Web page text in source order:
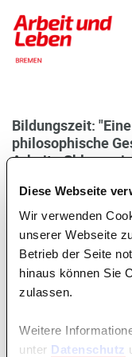
Diese Webseite
Wir verwenden
unserer Webseite
Betrieb der Seite
hinaus können Sie
zulassen.
Weitere
unter Datenschutz
Bildungszeit: "Eine
philosophische
Arbeit -
heute?"
Wir werfen einen
Arbeitsverhältnisse
was Sklaverei von
Nationalsozialismus
in der Geschichte
zusammenhing.